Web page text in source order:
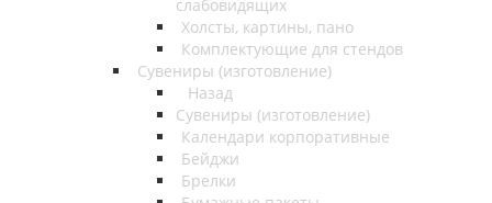
слабовидящих
Холсты, картины, пано
Комплектующие для стендов
Сувениры (изготовление)
Назад
Сувениры (изготовление)
Календари корпоративные
Бейджи
Брелки